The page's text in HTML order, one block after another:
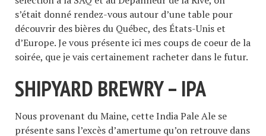
s’était donné rendez-vous autour d’une table pour
découvrir des bières du Québec, des États-Unis et
d’Europe. Je vous présente ici mes coups de coeur de la
soirée, que je vais certainement racheter dans le futur.
SHIPYARD BREWRY – IPA
Nous provenant du Maine, cette India Pale Ale se
présente sans l’excès d’amertume qu’on retrouve dans